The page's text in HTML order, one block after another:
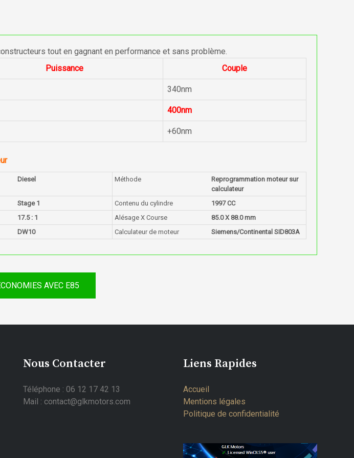
tout en gagnant en performance et sans problème.
Puissance Couple
340nm
400nm
+60nm
Diesel Méthode
Reprogrammation moteur sur
calculateur
Stage 1 Contenu du cylindre
1997 CC
17.5 : 1 Alésage X Course
85.0 X 88.0 mm
DW10 Calculateur de moteur Siemens/Continental SID803A
AVEC E85
Nous Contacter
Téléphone : 06 12 17 42 13
Mail : contact@glkmotors.com
Liens Rapides
Accueil
Mentions légales
Politique de confidentialité